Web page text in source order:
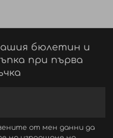
бюлетин и
при първа
от мен данни да